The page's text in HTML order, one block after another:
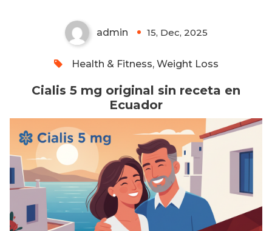
admin 15, Dec, 2025
Health & Fitness, Weight Loss
Cialis 5 mg original sin receta en
Ecuador